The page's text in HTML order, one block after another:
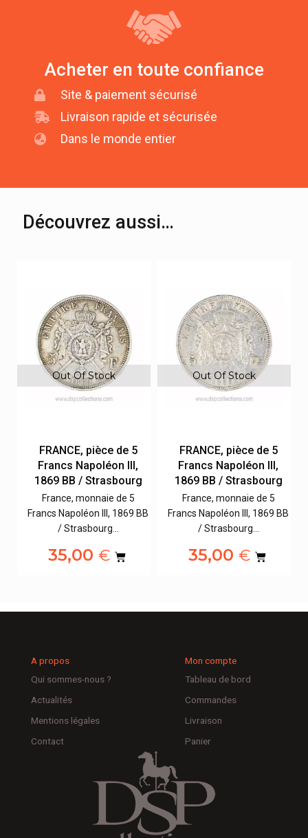
Acheter en toute confiance
Site & paiement sécurisé
Livraison rapide et sécurisée
Dans le monde entier
Découvrez aussi…
Out Of Stock
FRANCE, pièce de 5
Francs Napoléon III,
1869 BB / Strasbourg
France, monnaie de 5
Francs Napoléon III, 1869 BB
/ Strasbourg…
35,00€
Out Of Stock
FRANCE, pièce de 5
Francs Napoléon III,
1869 BB / Strasbourg
France, monnaie de 5
Francs Napoléon III, 1869 BB
/ Strasbourg…
35,00€
A propos
Qui sommes-nous ?
Actualités
Mentions légales
Contact
Mon compte
Tableau de bord
Commandes
Livraison
Panier